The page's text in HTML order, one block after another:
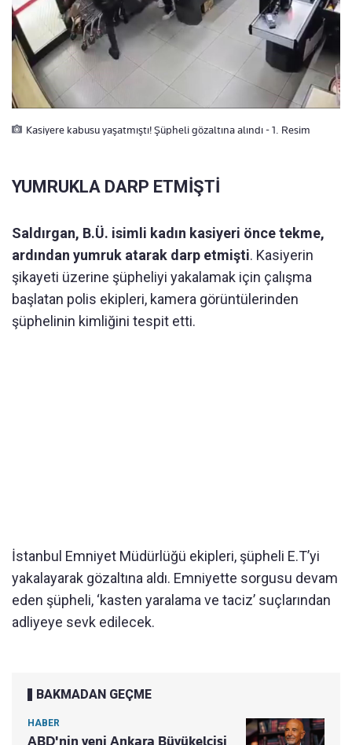
Kasiyere kabusu yaşatmıştı! Şüpheli gözaltına alındı - 1. Resim
YUMRUKLA DARP ETMİŞTİ
Saldırgan, B.Ü. isimli kadın kasiyeri önce tekme,
ardından yumruk atarak darp etmişti. Kasiyerin
şikayeti üzerine şüpheliyi yakalamak için çalışma
başlatan polis ekipleri, kamera görüntülerinden
şüphelinin kimliğini tespit etti.
İstanbul Emniyet Müdürlüğü ekipleri, şüpheli E.T’yi
yakalayarak gözaltına aldı. Emniyette sorgusu devam
eden şüpheli, ‘kasten yaralama ve taciz’ suçlarından
adliyeye sevk edilecek.
BAKMADAN GEÇME
HABER
ABD'nin yeni Ankara Büyükelçisi